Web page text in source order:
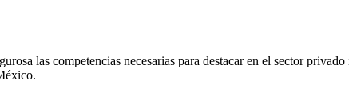
las competencias necesarias para destacar en el sector
.